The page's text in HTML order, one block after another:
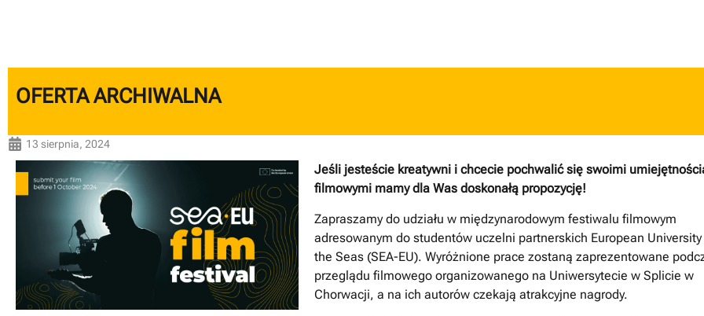
OFERTA ARCHIWALNA
13 sierpnia, 2024
Jeśli jesteście kreatywni i chcecie pochwalić się swoimi
filmowymi mamy dla Was doskonałą propozycję!
Zapraszamy do udziału w międzynarodowym festiwalu filmowym
adresowanym do studentów uczelni partnerskich European
the Seas (SEA-EU). Wyróżnione prace zostaną zaprezentowane
przeglądu filmowego organizowanego na Uniwersytecie w Splicie w
Chorwacji, a na ich autorów czekają atrakcyjne nagrody.